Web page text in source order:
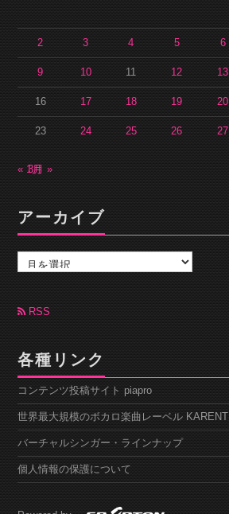
2 3 4 5 6
9 10 11 12 13
16 17 18 19 20
23 24 25 26 27
« 1月3月 »
アーカイブ
カ
ブ RSS
各種リンク
コンテンツ投稿サイト piapro
世界最大規模のボカロ楽曲レーベル KARENT
バーチャルシンガー・ラインナップ
個人情報の保護について